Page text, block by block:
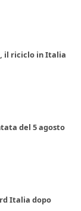
il riciclo in Italia
del 5 agosto
Italia dopo